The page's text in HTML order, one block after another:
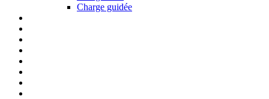
Charge guidée